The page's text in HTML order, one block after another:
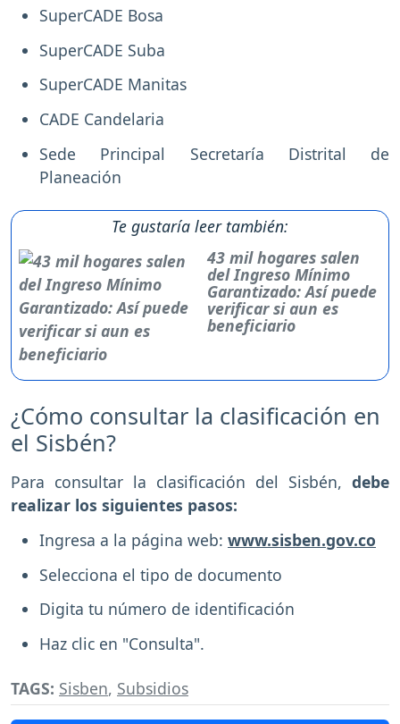
SuperCADE Bosa
SuperCADE Suba
SuperCADE Manitas
CADE Candelaria
Sede Principal Secretaría Distrital de
Planeación
Te gustaría leer también:
43 mil hogares salen
del Ingreso Mínimo
Garantizado: Así puede
verificar si aun es
beneficiario
¿Cómo consultar la clasificación en
el Sisbén?
Para consultar la clasificación del Sisbén, debe
realizar los siguientes pasos:
Ingresa a la página web: www.sisben.gov.co
Selecciona el tipo de documento
Digita tu número de identificación
Haz clic en "Consulta".
TAGS: Sisben, Subsidios